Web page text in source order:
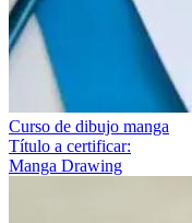
Curso de dibujo manga
Título a certificar:
Manga Drawing